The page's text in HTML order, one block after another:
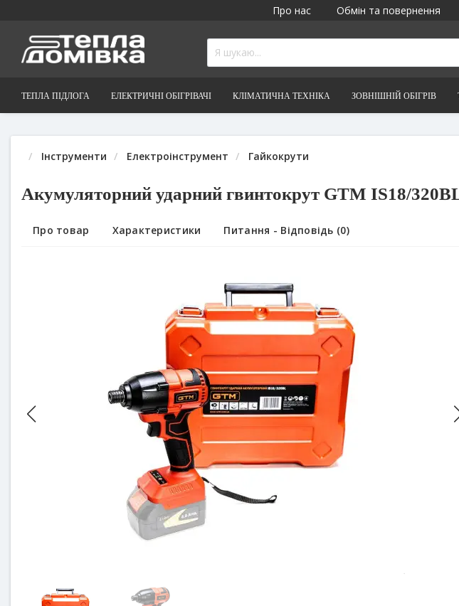
Про нас Обмін та повернення
ТЕПЛА ПІДЛОГА ЕЛЕКТРИЧНІ ОБІГРІВАЧІ КЛІМАТИЧНА ТЕХНІКА ЗОВНІШНІЙ ОБІГРІВ
Інструменти Електроінструмент Гайкокрути
Акумуляторний ударний гвинтокрут GTM IS18/
Про товар Характеристики Питання - Відповідь (0)